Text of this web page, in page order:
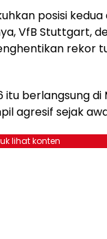
posisi
VfB Stuttgart,
rekor
berlangsung di
agresif sejak
lihat konten